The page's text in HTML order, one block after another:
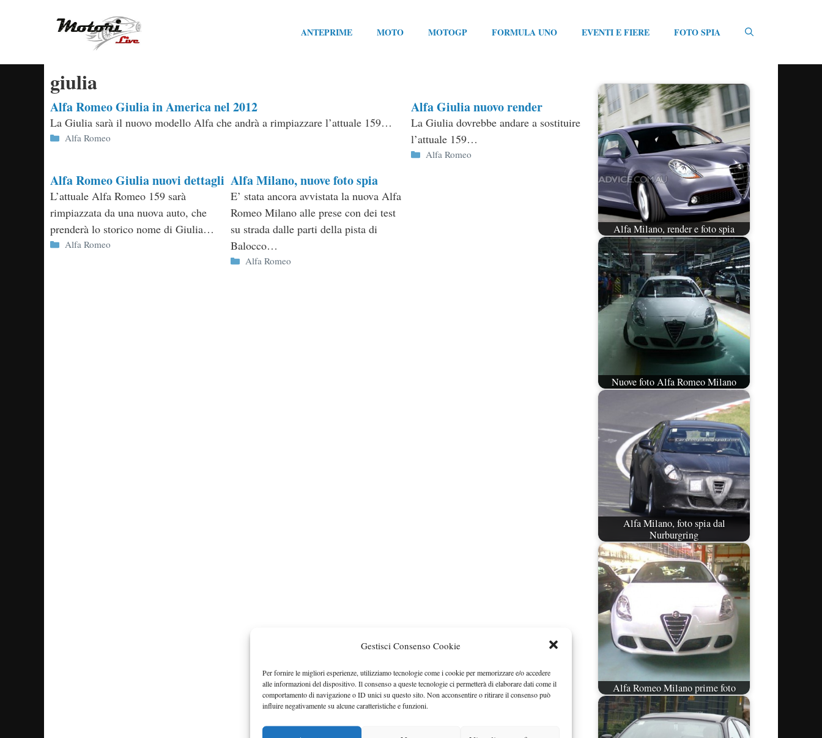
Gestisci Consenso Cookie
Per fornire le migliori esperienze, utilizziamo tecnologie come i cookie per memorizzare e/o accedere
alle informazioni del dispositivo. Il consenso a queste tecnologie ci permetterà di elaborare dati come il
comportamento di navigazione o ID unici su questo sito. Non acconsentire o ritirare il consenso può
influire negativamente su alcune caratteristiche e funzioni.
ANTEPRIME MOTO MOTOGP FORMULA UNO EVENTI E FIERE FOTO SPIA
giulia
Alfa Romeo Giulia in America nel 2012
La Giulia sarà il nuovo modello Alfa che andrà a rimpiazzare l’attuale 159…
Categorie
Alfa Romeo
Alfa Giulia nuovo render
La Giulia dovrebbe andare a sostituire
l’attuale 159…
Categorie
Alfa Romeo
Alfa Romeo Giulia nuovi dettagli
L’attuale Alfa Romeo 159 sarà
rimpiazzata da una nuova auto, che
prenderà lo storico nome di Giulia…
Categorie
Alfa Romeo
Alfa Milano, nuove foto spia
E’ stata ancora avvistata la nuova Alfa
Romeo Milano alle prese con dei test
su strada dalle parti della pista di
Balocco…
Categorie
Alfa Romeo
Alfa Milano, render e foto spia
Nuove foto Alfa Romeo Milano
Alfa Milano, foto spia dal
Nurburgring
Alfa Romeo Milano prime foto